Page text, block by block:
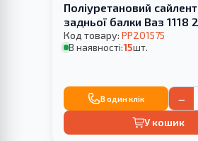
Поліуретановий
задньої балки Ваз 1118
Код товару: PP201575
В наявності:15шт.
В один клік −
У кошик